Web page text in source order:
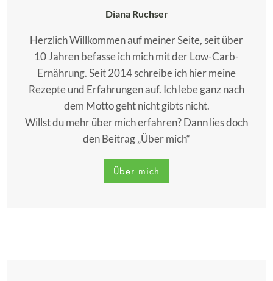
Diana Ruchser
Herzlich Willkommen auf meiner Seite, seit über
10 Jahren befasse ich mich mit der Low-Carb-
Ernährung. Seit 2014 schreibe ich hier meine
Rezepte und Erfahrungen auf. Ich lebe ganz nach
dem Motto geht nicht gibts nicht.
Willst du mehr über mich erfahren? Dann lies doch
den Beitrag „Über mich“
Über mich